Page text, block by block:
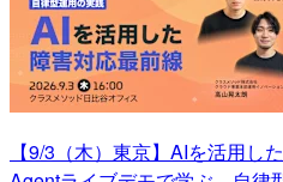
【9/3（木）東京】AIを活用し